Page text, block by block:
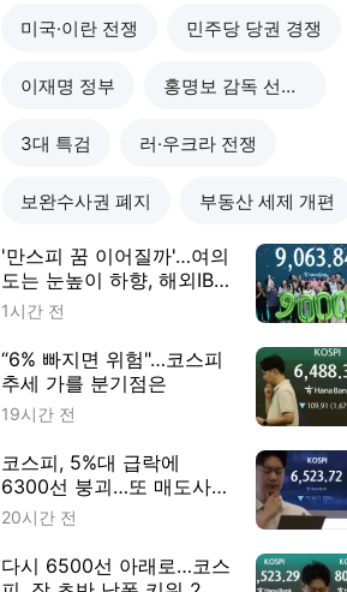
미국·이란 전쟁 민주당 당권 경쟁
이재명 정부 홍명보 감독 선임 논란
3대 특검 러·우크라 전쟁
보완수사권 폐지 부동산 세제 개편
'만스피 꿈 이어질까'…여의
도는 눈높이 하향, 해외IB
는 "더 간다"
1시간 전
“6% 빠지면 위험"…코스피
추세 가를 분기점은
19시간 전
코스피, 5%대 급락에
6300선 붕괴…또 매도사이
드카
20시간 전
다시 6500선 아래로…코스